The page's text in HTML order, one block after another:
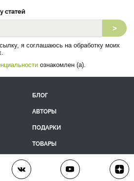
статей
>
я соглашаюсь на обработку моих
ознакомлен (а).
БЛОГ
АВТОРЫ
ПОДАРКИ
ТОВАРЫ